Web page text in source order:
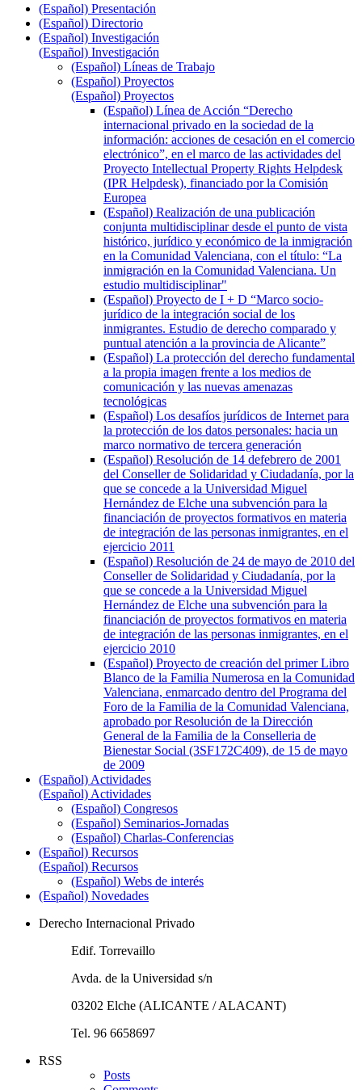
(Español) Presentación
(Español) Directorio
(Español) Investigación
(Español) Investigación
(Español) Líneas de Trabajo
(Español) Proyectos
(Español) Proyectos
(Español) Línea de Acción “Derecho
internacional privado en la sociedad de la
información: acciones de cesación en el comercio
electrónico”, en el marco de las actividades del
Proyecto Intellectual Property Rights Helpdesk
(IPR Helpdesk), financiado por la Comisión
Europea
(Español) Realización de una publicación
conjunta multidisciplinar desde el punto de vista
histórico, jurídico y económico de la inmigración
en la Comunidad Valenciana, con el título: “La
inmigración en la Comunidad Valenciana. Un
estudio multidisciplinar"
(Español) Proyecto de I + D “Marco socio-
jurídico de la integración social de los
inmigrantes. Estudio de derecho comparado y
puntual atención a la provincia de Alicante”
(Español) La protección del derecho fundamental
a la propia imagen frente a los medios de
comunicación y las nuevas amenazas
tecnológicas
(Español) Los desafíos jurídicos de Internet para
la protección de los datos personales: hacia un
marco normativo de tercera generación
(Español) Resolución de 14 defebrero de 2001
del Conseller de Solidaridad y Ciudadanía, por la
que se concede a la Universidad Miguel
Hernández de Elche una subvención para la
financiación de proyectos formativos en materia
de integración de las personas inmigrantes, en el
ejercicio 2011
(Español) Resolución de 24 de mayo de 2010 del
Conseller de Solidaridad y Ciudadanía, por la
que se concede a la Universidad Miguel
Hernández de Elche una subvención para la
financiación de proyectos formativos en materia
de integración de las personas inmigrantes, en el
ejercicio 2010
(Español) Proyecto de creación del primer Libro
Blanco de la Familia Numerosa en la Comunidad
Valenciana, enmarcado dentro del Programa del
Foro de la Familia de la Comunidad Valenciana,
aprobado por Resolución de la Dirección
General de la Familia de la Conselleria de
Bienestar Social (3SF172C409), de 15 de mayo
de 2009
(Español) Actividades
(Español) Actividades
(Español) Congresos
(Español) Seminarios-Jornadas
(Español) Charlas-Conferencias
(Español) Recursos
(Español) Recursos
(Español) Webs de interés
(Español) Novedades
Derecho Internacional Privado
Edif. Torrevaillo
Avda. de la Universidad s/n
03202 Elche (ALICANTE / ALACANT)
Tel. 96 6658697
RSS
Posts